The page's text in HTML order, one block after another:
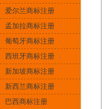
爱尔兰商标注册
孟加拉商标注册
葡萄牙商标注册
西班牙商标注册
新加坡商标注册
新西兰商标注册
巴西商标注册